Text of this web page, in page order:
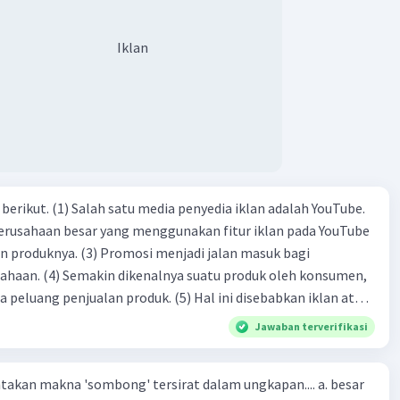
Iklan
Iklan
iklan adalah YouTube.
besar yang menggunakan fitur iklan pada YouTube
menjadi jalan masuk bagi
oleh konsumen,
produk. (5) Hal ini disebabkan iklan atau
cara untuk mengenalkan produk perusahaan kepada
(2)
Jawaban terverifikasi
makna 'sombong' tersirat dalam ungkapan.... a. besar